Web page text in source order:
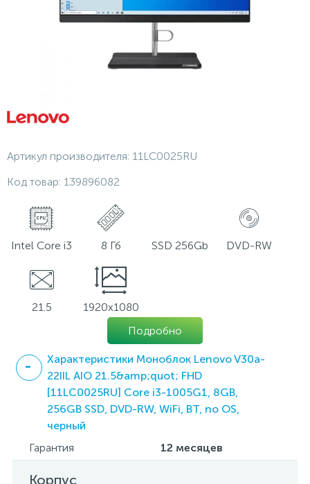
Артикул производителя: 11LC0025RU
Код товар: 139896082
Intel Core i3 8 Гб SSD 256Gb DVD-RW
21.5
1920х1080
Подробно
Характеристики Моноблок Lenovo V30a-
22IIL AIO 21.5&amp;quot; FHD
[11LC0025RU] Core i3-1005G1, 8GB,
256GB SSD, DVD-RW, WiFi, BT, no OS,
черный
Гарантия
12 месяцев
Корпус